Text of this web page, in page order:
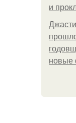
и
новые